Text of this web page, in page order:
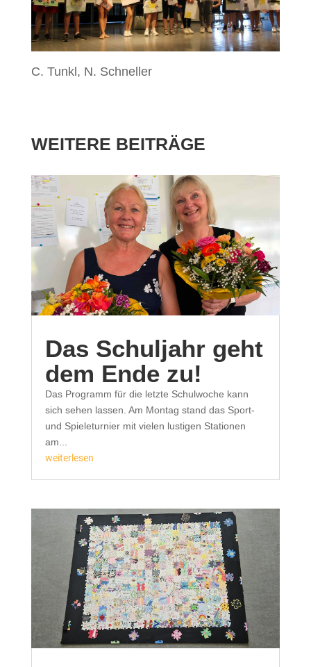
C. Tunkl, N. Schneller
WEITERE BEITRÄGE
Das Schuljahr geht
dem Ende zu!
Das Programm für die letzte Schulwoche kann
sich sehen lassen. Am Montag stand das Sport-
und Spieleturnier mit vielen lustigen Stationen
am...
weiterlesen